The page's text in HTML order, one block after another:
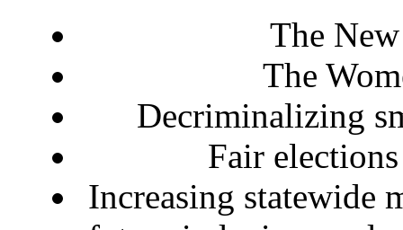
The
The
Decriminalizing
Fair
Increasing statewide